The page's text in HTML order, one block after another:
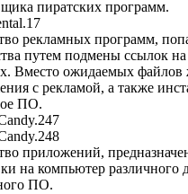
пиратских программ.
рекламных программ,
путем подмены ссылок
Вместо ожидаемых
с рекламой, а также
ПО.
приложений,
на компьютер различного
ПО.